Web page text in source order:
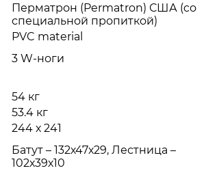
Перматрон (Permatron) США (cо
специальной пропиткой)
PVC material
3 W-ноги
54 кг
53.4 кг
244 х 241
Батут – 132х47х29, Лестница –
102х39х10